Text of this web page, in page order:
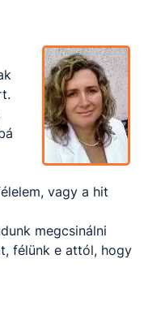
vagy a hit
megcsinálni
félünk e attól, hogy